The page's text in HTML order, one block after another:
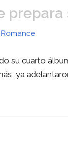
su cuarto
ya